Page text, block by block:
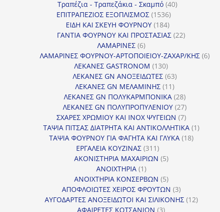
προϊόντα
Τραπέζια - Τραπεζάκια - Σκαμπό 4040
ΕΠΙΤΡΑΠΕΖΙΟΣ ΕΞΟΠΛΙΣΜΟΣ 15361536
προϊόντα
ΕΙΔΗ ΚΑΙ ΣΚΕΥΗ ΦΟΥΡΝΟΥ 184184
προϊόντα
ΓΑΝΤΙΑ ΦΟΥΡΝΟΥ ΚΑΙ ΠΡΟΣΤΑΣΙΑΣ 2222
ΛΑΜΑΡΙΝΕΣ 66
προϊόντα
ΛΑΜΑΡΙΝΕΣ ΦΟΥΡΝΟΥ-ΑΡΤΟΠΟΙΕΙΟΥ-ΖΑΧΑΡ/ΚΗΣ 66
ΛΕΚΑΝΕΣ GASTRONOM 130130
προϊόντα
ΛΕΚΑΝΕΣ GN ΑΝΟΞΕΙΔΩΤΕΣ 6363
ΛΕΚΑΝΕΣ GN ΜΕΛΑΜΙΝΗΣ 1111
προϊόντα
ΛΕΚΑΝΕΣ GN ΠΟΛΥΚΑΡΜΠΟΝΙΚΑ 2828
προϊόντα
ΛΕΚΑΝΕΣ GN ΠΟΛΥΠΡΟΠΥΛΕΝΙΟΥ 2727
προϊόντα
ΣΧΑΡΕΣ ΧΡΩΜΙΟΥ ΚΑΙ INOX ΨΥΓΕΙΩΝ 77
προϊόντα
ΤΑΨΙΑ ΠΙΤΣΑΣ ΔΙΑΤΡΗΤΑ ΚΑΙ ΑΝΤΙΚΟΛΛΗΤΙΚΑ 11
ΤΑΨΙΑ ΦΟΥΡΝΟΥ ΓΙΑ ΦΑΓΗΤΑ ΚΑΙ ΓΛΥΚΑ 1818
ΕΡΓΑΛΕΙΑ ΚΟΥΖΙΝΑΣ 311311
προϊόντα
ΑΚΟΝΙΣΤΗΡΙΑ ΜΑΧΑΙΡΙΩΝ 55
ΑΝΟΙΧΤΗΡΙΑ 11
προϊόν
ΑΝΟΙΧΤΗΡΙΑ ΚΟΝΣΕΡΒΩΝ 55
προϊόντα
ΑΠΟΦΛΟΙΩΤΕΣ ΧΕΙΡΟΣ ΦΡΟΥΤΩΝ 33
προϊόντα
ΑΥΓΟΔΑΡΤΕΣ ΑΝΟΞΕΙΔΩΤΟΙ ΚΑΙ ΣΙΛΙΚΟΝΗΣ 1212
ΑΦΑΙΡΕΤΕΣ ΚΟΤΣΑΝΙΩΝ 33